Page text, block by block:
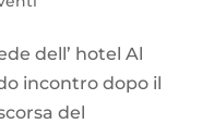
dell’ hotel Al
incontro dopo il
del